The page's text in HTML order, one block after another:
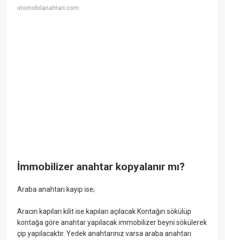
otomobilanahtari.com
İmmobilizer anahtar kopyalanır mı?
Araba anahtarı kayıp ise;
Aracın kapıları kilit ise kapıları açılacak Kontağın sökülüp
kontağa göre anahtar yapılacak immobilizer beyni sökülerek
çip yapılacaktır. Yedek anahtarınız varsa araba anahtarı